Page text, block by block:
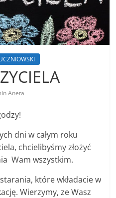
Aneta
dni w całym roku
chcielibyśmy złożyć
Wam wszystkim.
które wkładacie w
Wierzymy, ze Wasz